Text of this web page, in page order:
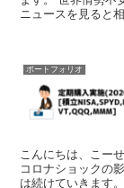
ニュースを見ると
ポートフォリオ
こんにちは、こー
コロナショックの
は続けていきます